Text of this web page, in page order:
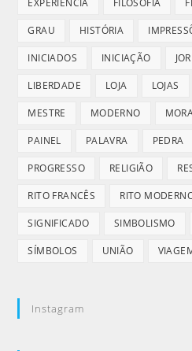
EXPERIÊNCIA FILOSOFIA
GRAU HISTÓRIA
INICIADOS INICIAÇÃO
LIBERDADE LOJA LOJAS
MESTRE MODERNO
PAINEL PALAVRA PEDRA
PROGRESSO RELIGIÃO
RITO FRANCÊS RITO
SIGNIFICADO SIMBOLISMO
SÍMBOLOS UNIÃO
Instagram